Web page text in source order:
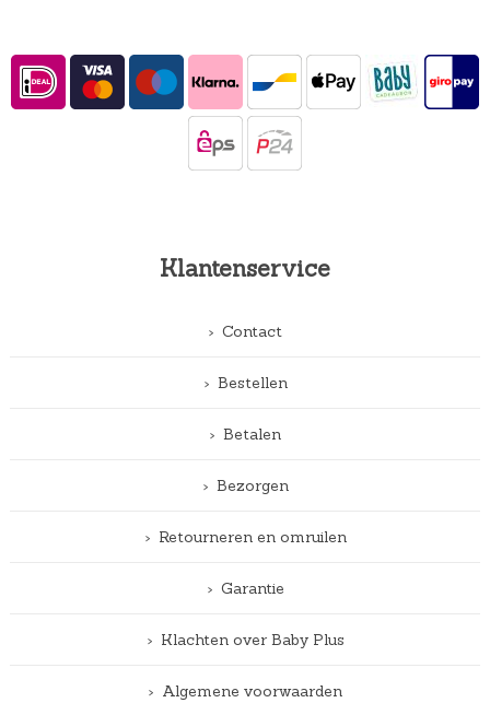
Klantenservice
Contact
Bestellen
Betalen
Bezorgen
Retourneren en omruilen
Garantie
Klachten over Baby Plus
Algemene voorwaarden